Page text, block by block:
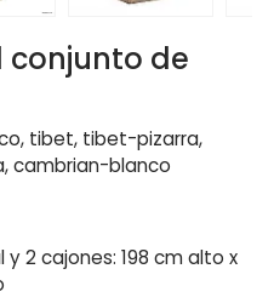
conjunto de
tibet, tibet-pizarra,
cambrian-blanco
2 cajones: 198 cm alto x